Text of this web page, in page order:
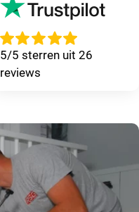
5/5 sterren uit 26
reviews